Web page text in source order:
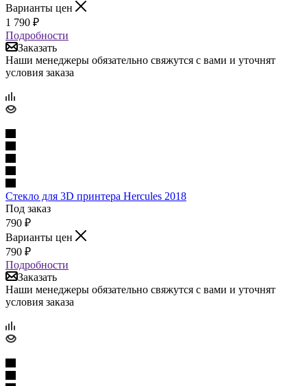
Варианты цен
1 790 ₽
Подробности
Заказать
Наши менеджеры обязательно свяжутся с вами и уточнят
условия заказа
Стекло для 3D принтера Hercules 2018
Под заказ
790 ₽
Варианты цен
790 ₽
Подробности
Заказать
Наши менеджеры обязательно свяжутся с вами и уточнят
условия заказа